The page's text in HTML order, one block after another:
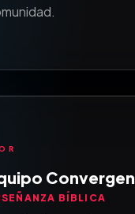
BÍBLICA